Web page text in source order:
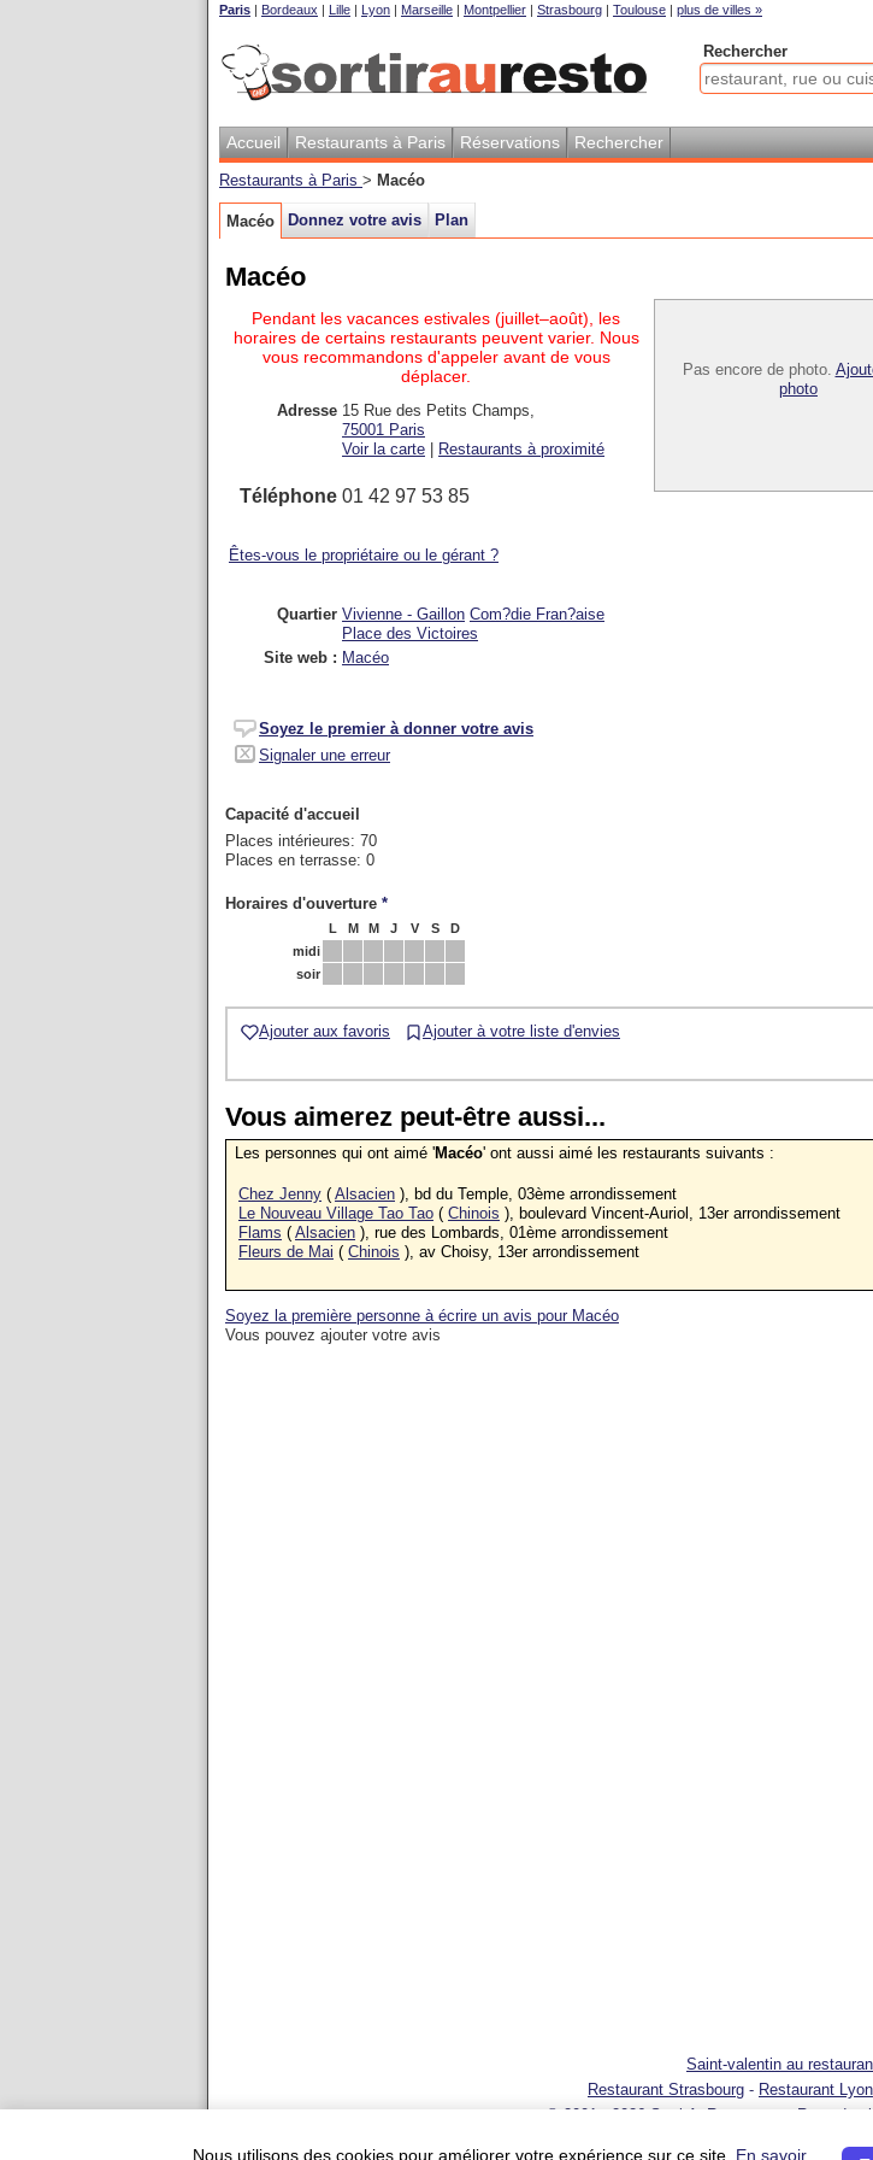
Paris | Bordeaux | Lille | Lyon | Marseille | Montpellier | Strasbourg | Toulouse | plus de villes »
Rechercher
Accueil Restaurants à Paris Réservations Rechercher
Restaurants à Paris > Macéo
Macéo Donnez votre avis Plan
Macéo
Pas encore de photo.
photo
Pendant les vacances estivales (juillet–août), les
horaires de certains restaurants peuvent varier. Nous
vous recommandons d'appeler avant de vous
déplacer.
Adresse 15 Rue des Petits Champs,
75001 Paris
Voir la carte
Restaurants à proximité
Téléphone 01 42 97 53 85
Êtes-vous le propriétaire ou le gérant ?
Quartier Vivienne - Gaillon Com?die Fran?aise
Place des Victoires
Site web : Macéo
Soyez le premier à donner votre avis
Signaler une erreur
Capacité d'accueil
Places intérieures: 70
Places en terrasse: 0
Horaires d'ouverture *
L M M J V S
D
midi
soir
Ajouter aux favoris Ajouter à votre liste d'envies
Vous aimerez peut-être aussi...
Les personnes qui ont aimé 'Macéo' ont aussi aimé les restaurants suivants :
Chez Jenny ( Alsacien ), bd du Temple, 03ème arrondissement
Le Nouveau Village Tao Tao ( Chinois ), boulevard Vincent-Auriol, 13er arrondissement
Flams ( Alsacien ), rue des Lombards, 01ème arrondissement
Fleurs de Mai ( Chinois ), av Choisy, 13er arrondissement
Soyez la première personne à écrire un avis pour Macéo
Vous pouvez ajouter votre avis
Saint-valentin au
Restaurant Strasbourg - Restaurant Lyon
© 2001 - 2026 SortirAuResto.com -
Nous utilisons des cookies pour améliorer votre expérience sur ce site. En savoir